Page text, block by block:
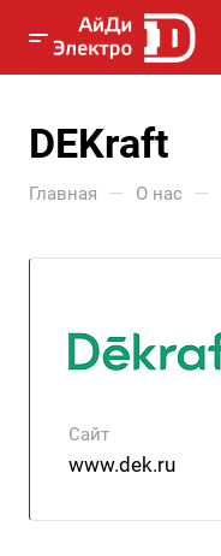
DEKraft
Главная — О нас —
Сайт
www.dek.ru